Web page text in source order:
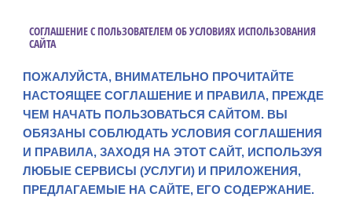
СОГЛАШЕНИЕ С ПОЛЬЗОВАТЕЛЕМ ОБ УСЛОВИЯХ ИСПОЛЬЗОВАНИЯ
САЙТА
ПОЖАЛУЙСТА, ВНИМАТЕЛЬНО ПРОЧИТАЙТЕ
НАСТОЯЩЕЕ СОГЛАШЕНИЕ И ПРАВИЛА, ПРЕЖДЕ
ЧЕМ НАЧАТЬ ПОЛЬЗОВАТЬСЯ САЙТОМ. ВЫ
ОБЯЗАНЫ СОБЛЮДАТЬ УСЛОВИЯ СОГЛАШЕНИЯ
И ПРАВИЛА, ЗАХОДЯ НА ЭТОТ САЙТ, ИСПОЛЬЗУЯ
ЛЮБЫЕ СЕРВИСЫ (УСЛУГИ) И ПРИЛОЖЕНИЯ,
ПРЕДЛАГАЕМЫЕ НА САЙТЕ, ЕГО СОДЕРЖАНИЕ.